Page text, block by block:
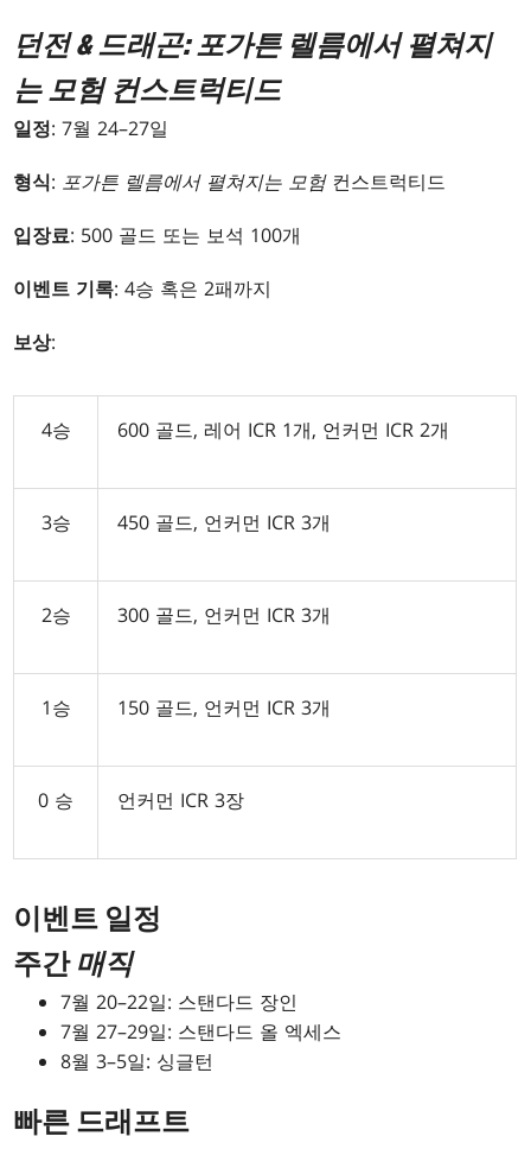
던전 & 드래곤: 포가튼 렐름에서 펼쳐지
는 모험 컨스트럭티드
일정: 7월 24–27일
형식: 포가튼 렐름에서 펼쳐지는 모험 컨스트럭티드
입장료: 500 골드 또는 보석 100개
이벤트 기록: 4승 혹은 2패까지
보상:
4승 600 골드, 레어 ICR 1개, 언커먼 ICR 2개
3승 450 골드, 언커먼 ICR 3개
2승 300 골드, 언커먼 ICR 3개
1승 150 골드, 언커먼 ICR 3개
0 승 언커먼 ICR 3장
이벤트 일정
주간 매직
7월 20–22일: 스탠다드 장인
7월 27–29일: 스탠다드 올 엑세스
8월 3–5일: 싱글턴
빠른 드래프트